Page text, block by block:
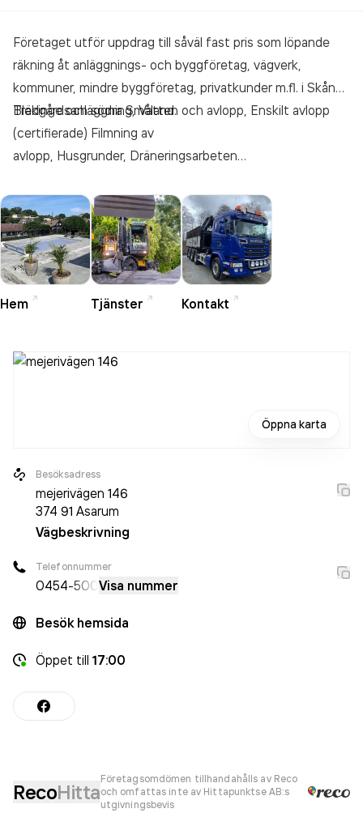
Företaget utför uppdrag till såväl fast pris som löpande
räkning åt anläggnings- och byggföretag, vägverk,
kommuner, mindre byggföretag, privatkunder m.fl. i Skåne,
Blekinge och södra Småland.
Trädgårdsanläggning, Vatten och avlopp, Enskilt avlopp
(certifierade) Filmning av
avlopp, Husgrunder, Dräneringsarbeten
bärgbil, Anläggning av skogsvägar, Stubbfräsning VVS
arbeten och Trädfällning.
Hem Tjänster Kontakt
Öppna karta
Besöksadress
mejerivägen 146
374 91 Asarum
Vägbeskrivning
Telefonnummer
0454-500 Visa nummer
Besök hemsida
Öppet till 17:00
RecoHitta
Företagsomdömen tillhandahålls av Reco
och omfattas inte av Hittapunktse AB:s
utgivningsbevis